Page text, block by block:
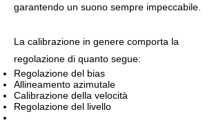
garantendo un suono sempre impeccabile.
La calibrazione in genere comporta la
regolazione di quanto segue:
Regolazione del bias
Allineamento azimutale
Calibrazione della velocità
Regolazione del livello